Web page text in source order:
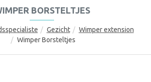
Gezicht
Wimper extension
Wimper Borsteltjes
BORSTELTJES